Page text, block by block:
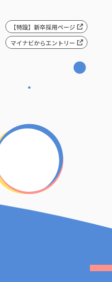
【特設】 新卒採用ページ
マイナビからエントリー